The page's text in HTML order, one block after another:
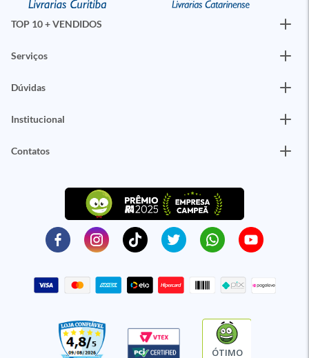
TOP 10 + VENDIDOS
Serviços
Dúvidas
Institucional
Contatos
ÓTIMO